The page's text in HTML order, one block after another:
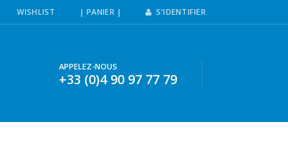
WISHLIST | PANIER | S'IDENTIFIER
APPELEZ-NOUS
+33 (0)4 90 97 77 79